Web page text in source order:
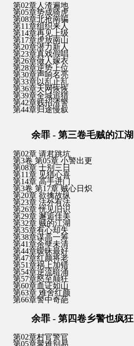
第02章人渣遍地
第05章势成骑虎
第08章北抢南骗
第11章组织来人
第14章再见上级
第17章虎放南山
第20章潜力新人
第23章真戏假唱
第26章做人嫁衣
第28章逆势上位
第30章声响名亮
第33章以乱止乱
第36章天网恢恢
第39章全城追猎
第42章贱招渣警
第44章归途慢叙
余罪 - 第三卷毛贼的江湖
第02章 请君跳坑
第3卷 第05章 小警出更
第08章 士别三日
第11章 见猎心喜
第14章 高手进门
第3卷 第17章 贼心日炽
第20章 欲擒故纵
第23章 法外有法
第26章 恍见旧识
第29章 邂逅佳美
第32章 贼的江湖
第35章有心却失
第38章谋高一筹
第41章余孽未清
第44章暧昧最好
第47章红颜将老
第51章祸上加错
第54章逆流暗涌
第57章怒至颠狂
第60章血证如山
第63章 难舍红颜
第66章警中奇葩
余罪 - 第四卷乡警也疯狂
第02章村官警官
第05章聚难别易